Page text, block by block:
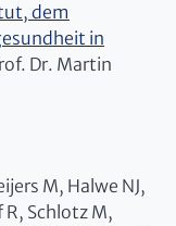
dem
in
Dr. Martin
M, Halwe NJ,
R, Schlotz M,